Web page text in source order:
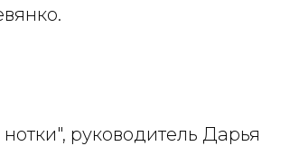
руководитель Дарья